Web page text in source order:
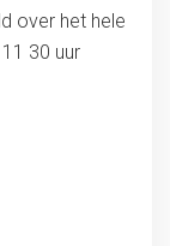
over het hele
30 uur